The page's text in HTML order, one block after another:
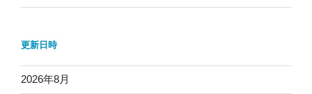
更新日時
2026年8月